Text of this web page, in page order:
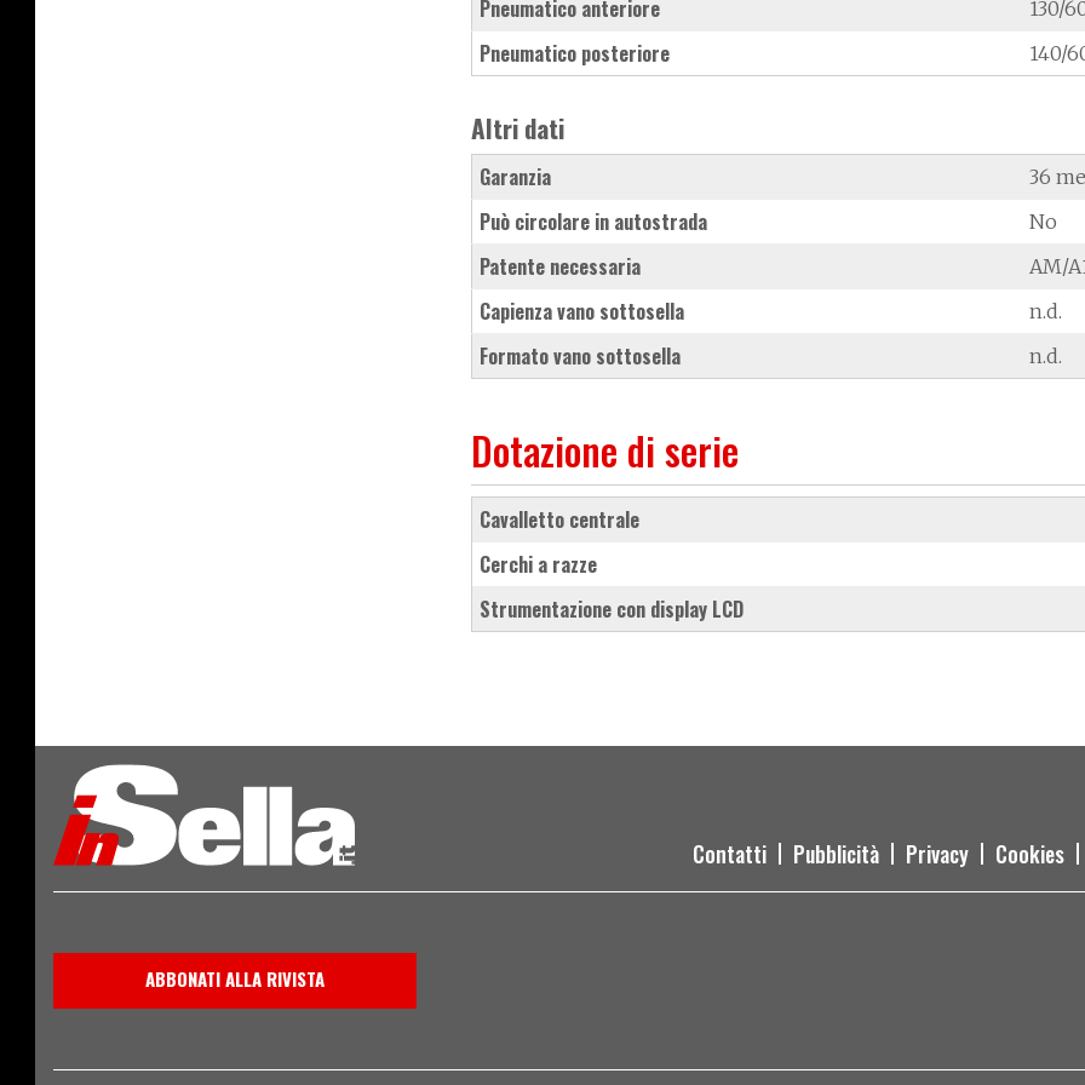
Pneumatico anteriore 130/
Pneumatico posteriore 140/
Altri dati
Garanzia 36
Può circolare in autostrada No
Patente necessaria AM/
Capienza vano sottosella n.d.
Formato vano sottosella n.d.
Dotazione di serie
cavalletto centrale
cerchi a razze
strumentazione con display LCD
Contatti Pubblicità Privacy Cookies
ABBONATI ALLA RIVISTA